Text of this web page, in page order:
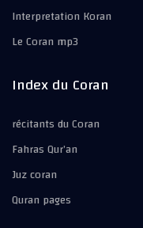
Interpretation Koran
Le Coran mp3
Index du Coran
récitants du Coran
Fahras Qur’an
Juz coran
Quran pages